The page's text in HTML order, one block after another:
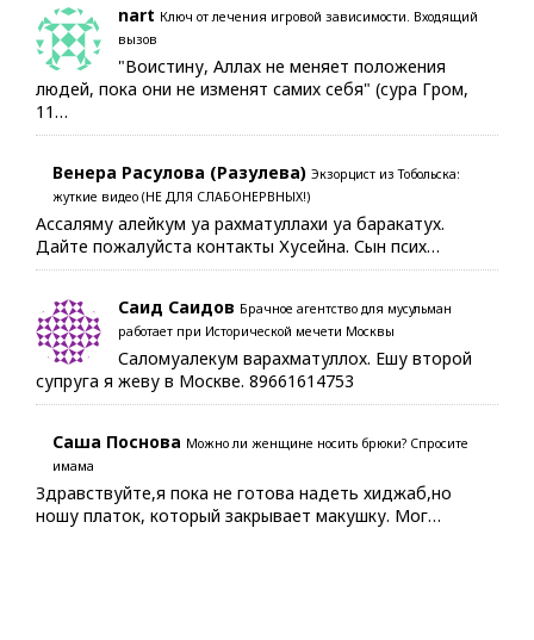
nart Ключ от лечения игровой зависимости. Входящий
вызов
"Воистину, Аллах не меняет положения
людей, пока они не изменят самих себя" (сура Гром,
11…
Венера Расулова (Разулева) Экзорцист из Тобольска:
жуткие видео (НЕ ДЛЯ СЛАБОНЕРВНЫХ!)
Ассаляму алейкум уа рахматуллахи уа баракатух.
Дайте пожалуйста контакты Хусейна. Сын псих…
Саид Саидов Брачное агентство для мусульман
работает при Исторической мечети Москвы
Саломуалекум варахматуллох. Ешу второй
супруга я жеву в Москве. 89661614753
Саша Поснова Можно ли женщине носить брюки? Спросите
имама
Здравствуйте,я пока не готова надеть хиджаб,но
ношу платок, который закрывает макушку. Мог…